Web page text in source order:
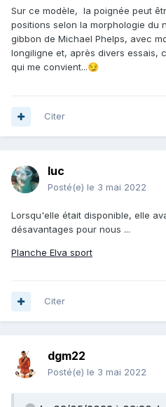
Sur ce modèle, la poignée peut
positions selon la morphologie du
gibbon de Michael Phelps, avec
longiligne et, après divers essais,
qui me convient...😏
Citer
luc
Posté(e) le 3 mai 2022
Lorsqu'elle était disponible, elle
désavantages pour nous ...
Planche Elva sport
Citer
dgm22
Posté(e) le 3 mai 2022